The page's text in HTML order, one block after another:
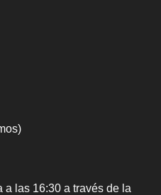
a las 16:30 a través de la